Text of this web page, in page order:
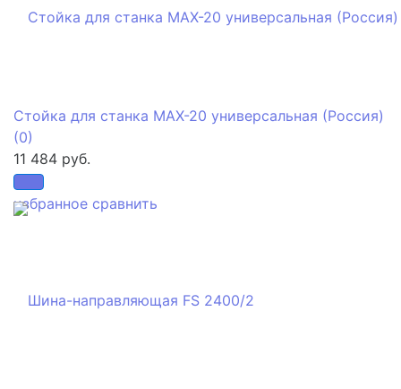
избранное сравнить
Стойка для станка МАХ-20 универсальная (Россия)
(0)
11 484 руб.